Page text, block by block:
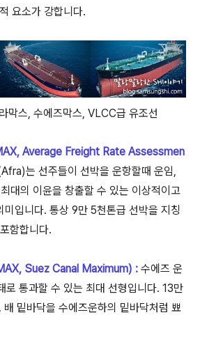
요소가 강합니다.
막스, 수에즈막스, VLCC급 유조선
Average Freight Rate Assessmen
는 선주들이 선박을 운항할때 운임,
대의 이윤을 창출할 수 있는 이상적이고
미입니다. 통상 9만 5천톤급 선박을 지칭
함합니다.
Suez Canal Maximum) : 수에즈 운
통과할 수 있는 최대 선형입니다. 13만
밑바닥을 수에즈운하의 밑바닥처럼 뾰